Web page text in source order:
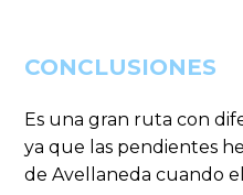
CONCLUSIONES
Es una gran ruta con
ya que las pendientes
de Avellaneda cuando